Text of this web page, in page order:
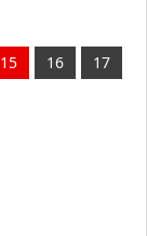
15 16 17